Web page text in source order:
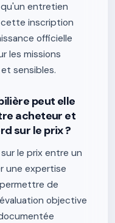
entretien
inscription
officielle
les missions
sensibles.
peut elle
acheteur et
sur le prix ?
le prix entre un
une expertise
de
objective